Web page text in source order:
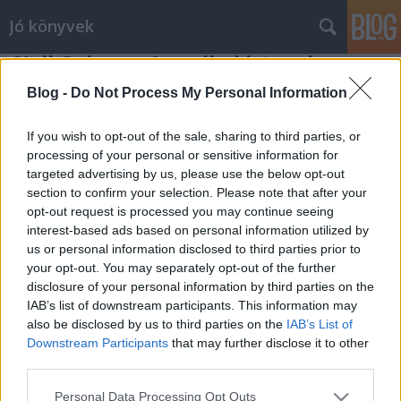
Blog - Do Not Process My Personal Information
If you wish to opt-out of the sale, sharing to third parties, or
processing of your personal or sensitive information for
targeted advertising by us, please use the below opt-out
section to confirm your selection. Please note that after your
opt-out request is processed you may continue seeing
interest-based ads based on personal information utilized by
us or personal information disclosed to third parties prior to
your opt-out. You may separately opt-out of the further
disclosure of your personal information by third parties on the
IAB’s list of downstream participants. This information may
also be disclosed by us to third parties on the IAB’s List of
Downstream Participants that may further disclose it to other
Please note that this website/app uses one or more Google
Personal Data Processing Opt Outs
Jó könyvek
Neil Gaiman: Amerikai istenek
meseanyu•2012. június 22.
Gaimantől utoljára a Coraline-t olvastam jó két éve,
és bár ez az első találkozás a szerzővel nem volt
kellemetlen, valahogy azóta nem akadt a kezembe
semmi tőle, köszönhető ez talán annak, hogy nem áll
túl közel hozzám ez a műfaj. Most viszont
lehetőségem nyílt szerezni…
SÜTI BEÁLLÍTÁSOK MÓDOSÍTÁSA